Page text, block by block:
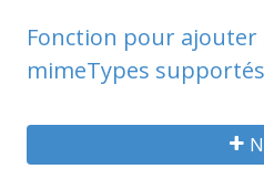
Fonction pour
mimeTypes supportés